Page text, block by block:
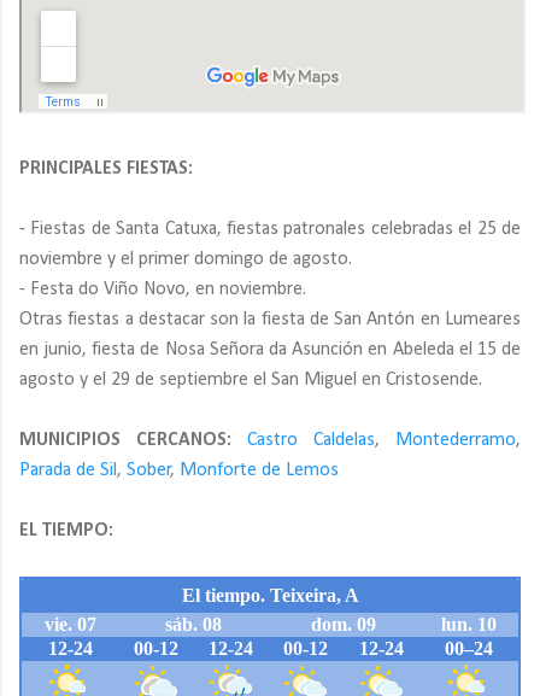
PRINCIPALES FIESTAS:
- Fiestas de Santa Catuxa, fiestas patronales celebradas el 25 de
noviembre y el primer domingo de agosto.
- Festa do Viño Novo, en noviembre.
Otras fiestas a destacar son la fiesta de San Antón en Lumeares
en junio, fiesta de Nosa Señora da Asunción en Abeleda el 15 de
agosto y el 29 de septiembre el San Miguel en Cristosende.
MUNICIPIOS CERCANOS: Castro Caldelas, Montederramo,
Parada de Sil , Sober, Monforte de Lemos
EL TIEMPO: